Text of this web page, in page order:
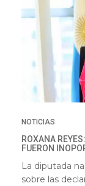
NOTICIAS
ROXANA
FUERON
La diputada
sobre las